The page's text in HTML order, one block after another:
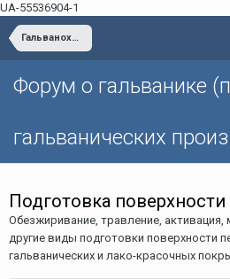
UA-55536904-1
Гальванохимические процессы. Промышленная гальванотехника
Форум о гальванике
гальванических
Подготовка поверхности
Обезжиривание, травление, активация,
другие виды подготовки поверхности
гальванических и лако-красочных